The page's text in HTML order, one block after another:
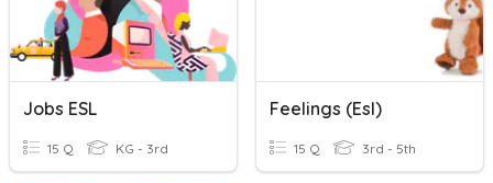
Jobs ESL
15 Q KG - 3rd
Feelings (esl)
15 Q 3rd - 5th